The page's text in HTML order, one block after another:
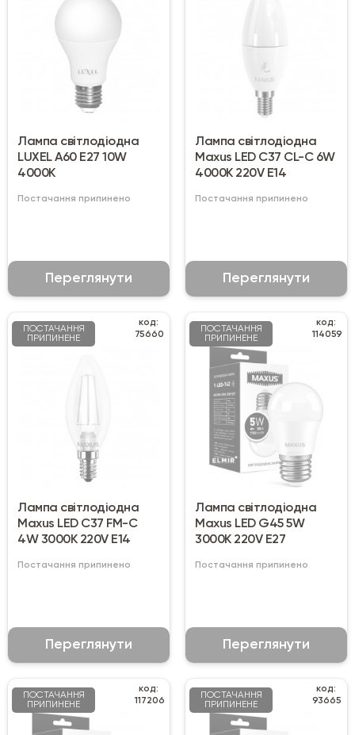
Лампа світлодіодна
LUXEL А60 Е27 10W
4000К
Постачання припинено
Переглянути
Лампа світлодіодна
Maxus LED C37 CL-C 6W
4000K 220V E14
Постачання припинено
Переглянути
ПОСТАЧАННЯ
ПРИПИНЕНЕ
код:
75660
Лампа світлодіодна
Maxus LED C37 FM-C
4W 3000K 220V E14
Постачання припинено
Переглянути
ПОСТАЧАННЯ
ПРИПИНЕНЕ
код:
114059
Лампа світлодіодна
Maxus LED G45 5W
3000K 220V Е27
Постачання припинено
Переглянути
ПОСТАЧАННЯ
ПРИПИНЕНЕ
код:
117206
ПОСТАЧАННЯ
ПРИПИНЕНЕ
код:
93665